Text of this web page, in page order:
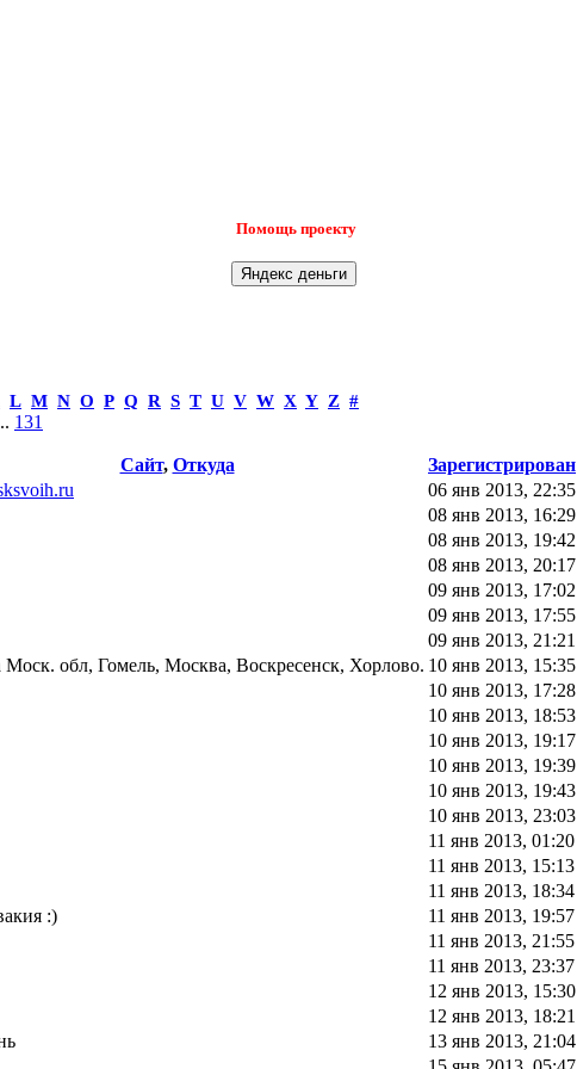
Помощь проекту
L M N O P Q R S T U V W X Y Z #
131
Сайт, Откуда Зарегистрирован
06 янв 2013, 22:35
08 янв 2013, 16:29
08 янв 2013, 19:42
08 янв 2013, 20:17
09 янв 2013, 17:02
09 янв 2013, 17:55
09 янв 2013, 21:21
обл, Гомель, Москва, Воскресенск, Хорлово. 10 янв 2013, 15:35
10 янв 2013, 17:28
10 янв 2013, 18:53
10 янв 2013, 19:17
10 янв 2013, 19:39
10 янв 2013, 19:43
10 янв 2013, 23:03
11 янв 2013, 01:20
11 янв 2013, 15:13
11 янв 2013, 18:34
:) 11 янв 2013, 19:57
11 янв 2013, 21:55
11 янв 2013, 23:37
12 янв 2013, 15:30
12 янв 2013, 18:21
13 янв 2013, 21:04